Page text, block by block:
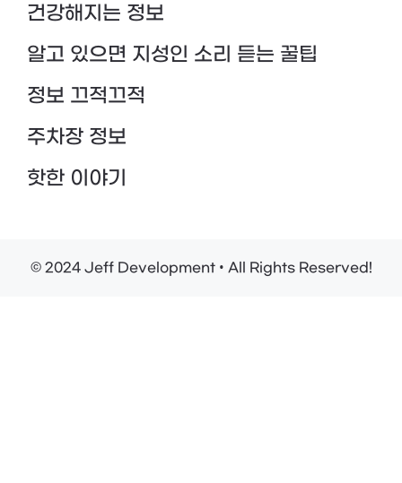
건강해지는 정보
알고 있으면 지성인 소리 듣는 꿀팁
정보 끄적끄적
주차장 정보
핫한 이야기
© 2024 Jeff Development • All Rights Reserved!